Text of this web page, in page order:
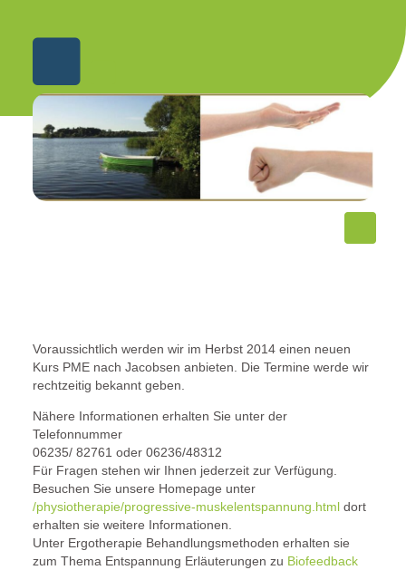
Voraussichtlich werden wir im Herbst 2014 einen neuen
Kurs PME nach Jacobsen anbieten. Die Termine werde wir
rechtzeitig bekannt geben.
Nähere Informationen erhalten Sie unter der
Telefonnummer
06235/ 82761 oder 06236/48312
Für Fragen stehen wir Ihnen jederzeit zur Verfügung.
Besuchen Sie unsere Homepage unter
/physiotherapie/progressive-muskelentspannung.htmldort
erhalten sie weitere Informationen.
Unter Ergotherapie Behandlungsmethoden erhalten sie
zum Thema Entspannung Erläuterungen zu Biofeedback